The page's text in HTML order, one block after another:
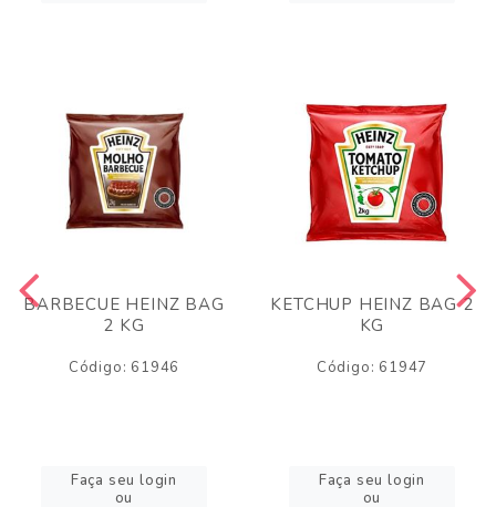
BARBECUE HEINZ BAG
2 KG
Código: 61946
Faça seu login
ou
KETCHUP HEINZ BAG 2
KG
Código: 61947
Faça seu login
ou